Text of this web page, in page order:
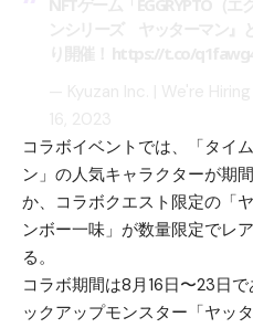
コラボイベントでは、「タイ
ン」の人気キャラクターが期
か、コラボクエスト限定の「
ンボー一味」が数量限定でレ
る。
コラボ期間は8月16日〜23日
ックアップモンスター「ヤッ